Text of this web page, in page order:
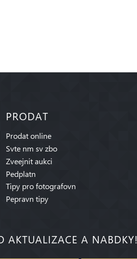
PRODAT
Prodat online
Svte nm sv zbo
Zveejnit aukci
Pedplatn
Tipy pro fotografovn
Pepravn tipy
AKTUALIZACE A NABDKY!